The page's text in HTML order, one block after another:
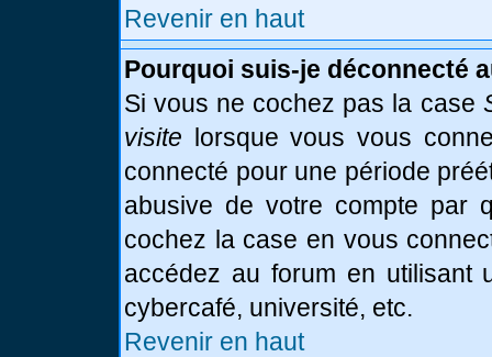
Revenir en haut
Pourquoi suis-je déconnecté
Si vous ne cochez pas la case
visite lorsque vous vous
connecté pour une période
abusive de votre compte par
cochez la case en vous
accédez au forum en utilisant
cybercafé, université, etc.
Revenir en haut